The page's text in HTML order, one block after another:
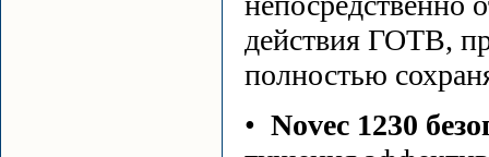
действия ГОТВ,
полностью
• Novec 1230